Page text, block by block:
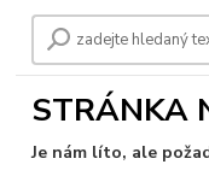
STRÁNKA
Je nám líto, ale